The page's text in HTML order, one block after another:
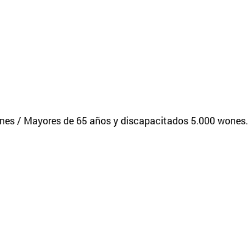
/ Mayores de 65 años y discapacitados 5.000 wones.